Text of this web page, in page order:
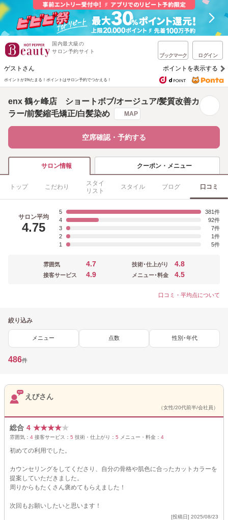
国内最大級の
サロン予約サイト
ブックマーク ログイン
ゲストさん ポイントを表示する
ポイントが1%たまる！ ポイントはサロン予約でつかえる！
enx 鶴ヶ峰店 ショートボブ/オージュア/髪質改善カ
ラー/前髪縮毛矯正/白髪染め
MAP
空席確認・予約する
サロン情報 クーポン・メニュー
トップ こだわり
スタイ
リスト
スタイル ブログ 口コミ
サロン平均
4.75
5
381
4
92
3
7
2
1
1
5
雰囲気 4.7
接客サービス 4.9
技術･仕上がり 4.8
メニュー･料金 4.5
口コミ・平均点について
絞り込み
メニュー 点数 性別･年代
486件
えびさん
（女性/20代前半/会社員）
総合 4 ★★★★★
雰囲気： 4 接客サービス： 5 技術・仕上がり： 5 メニュー・料金： 4
初めての利用でした。
カウンセリングをしてくださり、自分の骨格や肌色に合ったカットカラーを
提案していただきました。
周りからもたくさん褒めてもらえました！
次回もお願いしたいと思います！
[投稿日] 2025/08/23